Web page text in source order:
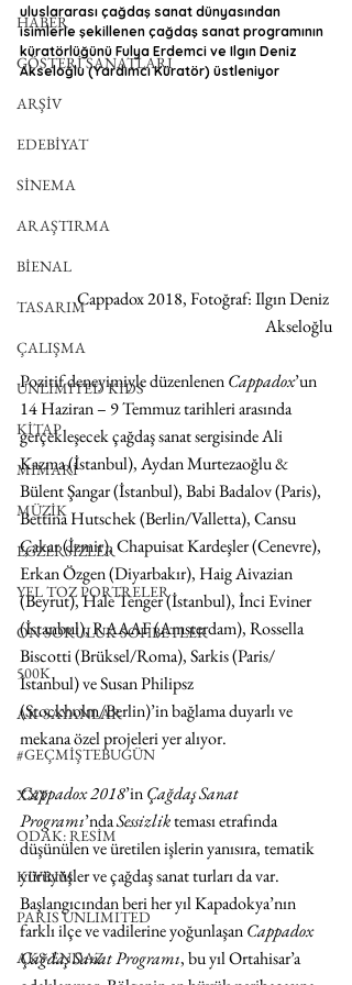
HABER
GÖSTERİ SANATLARI
ARŞİV
EDEBİYAT
SİNEMA
ARAŞTIRMA
BİENAL
TASARIM
ÇALIŞMA
UNLIMITED KIDS
KİTAP
MİMARİ
MÜZİK
EGZERSİZLER
YEL TOZ PORTRELER
ON SORULUK SOHBETLER
500K
AK-SAYANLAR
#GEÇMİŞTEBUGÜN
XXY
ODAK: RESİM
KIVRIM
PARIS UNLIMITED
AKS-ENDAZ
uluslararası çağdaş sanat dünyasından
isimlerle şekillenen çağdaş sanat programının
küratörlüğünü Fulya Erdemci ve Ilgın Deniz
Akseloğlu (Yardımcı Küratör) üstleniyor
Cappadox 2018, Fotoğraf: Ilgın Deniz
Akseloğlu
Pozitif deneyimiyle düzenlenen Cappadox’un
14 Haziran – 9 Temmuz tarihleri arasında
gerçekleşecek çağdaş sanat sergisinde Ali
Kazma (İstanbul), Aydan Murtezaoğlu &
Bülent Şangar (İstanbul), Babi Badalov (Paris),
Bettina Hutschek (Berlin/Valletta), Cansu
Çakar (İzmir), Chapuisat Kardeşler (Cenevre),
Erkan Özgen (Diyarbakır), Haig Aivazian
(Beyrut), Hale Tenger (İstanbul), İnci Eviner
(İstanbul), RAAAF (Amsterdam), Rossella
Biscotti (Brüksel/Roma), Sarkis (Paris/
İstanbul) ve Susan Philipsz
(Stockholm/Berlin)’in bağlama duyarlı ve
mekana özel projeleri yer alıyor.
Cappadox 2018’in Çağdaş Sanat
Programı’nda Sessizlik teması etrafında
düşünülen ve üretilen işlerin yanısıra, tematik
yürüyüşler ve çağdaş sanat turları da var.
Başlangıcından beri her yıl Kapadokya’nın
farklı ilçe ve vadilerine yoğunlaşan Cappadox
Çağdaş Sanat Programı, bu yıl Ortahisar’a